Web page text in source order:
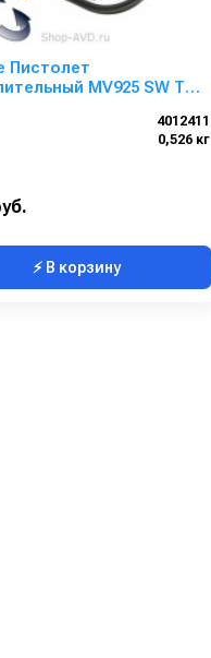
Пистолет
MV925 SW TOP
4012411
0,526 кг
⚡ В корзину